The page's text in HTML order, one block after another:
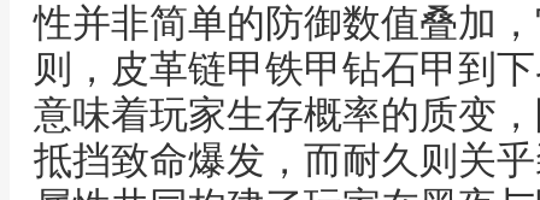
性并非简单的防御数值叠加
则，皮革链甲铁甲钻石甲到
意味着玩家生存概率的质变
抵挡致命爆发，而耐久则关